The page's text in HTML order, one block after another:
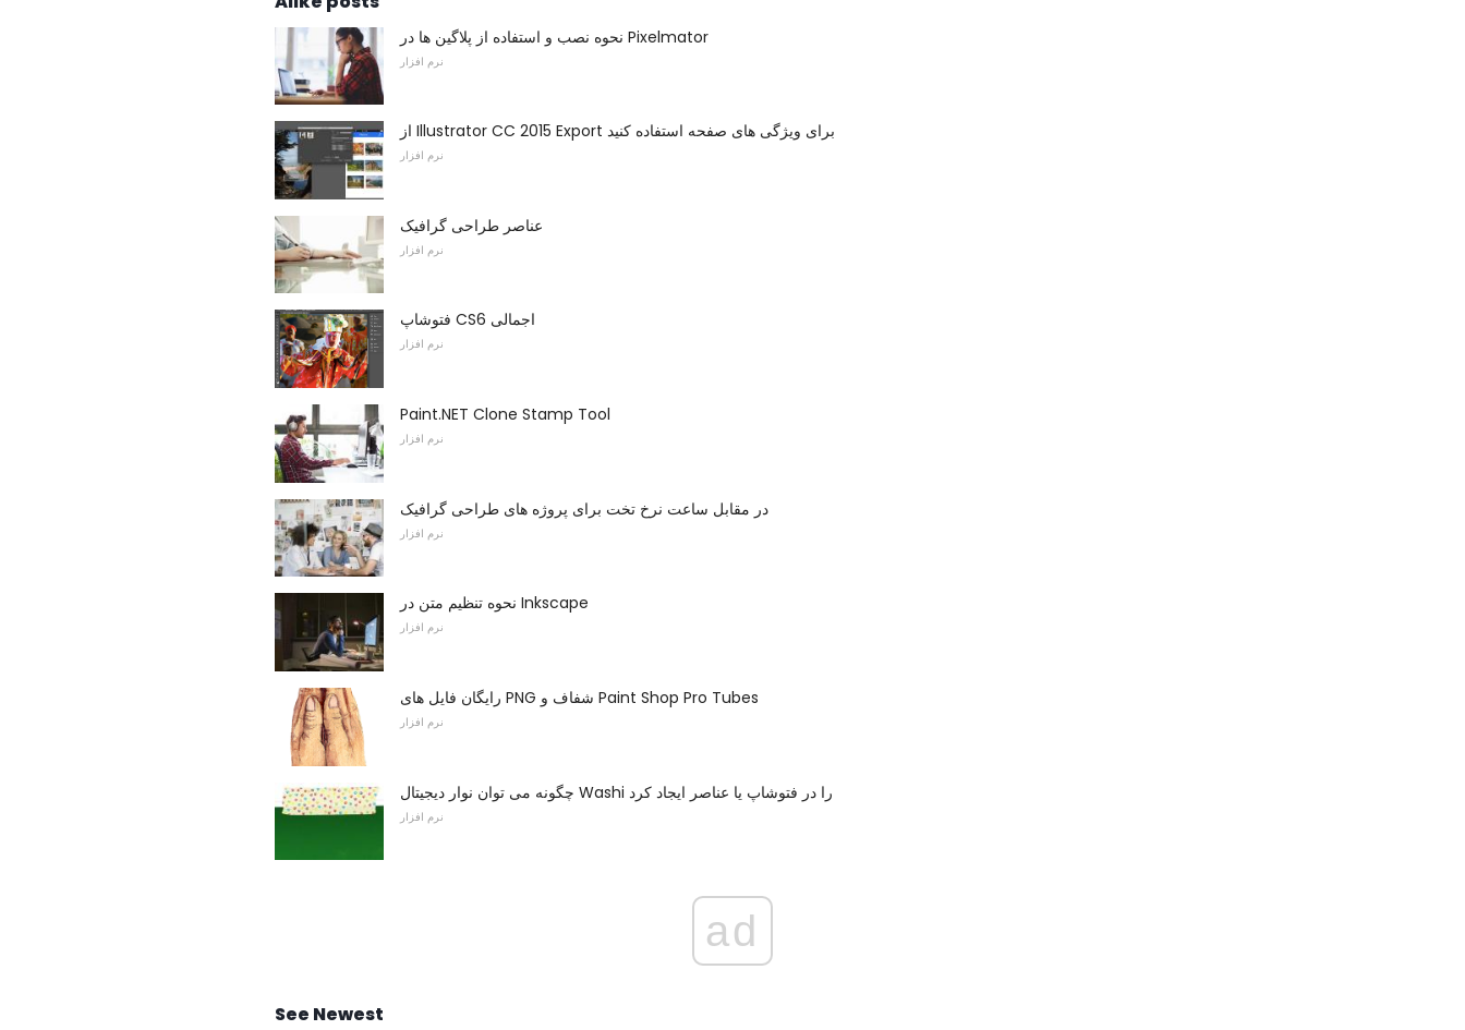
نحوه نصب و استفاده از پلاگین ها در Pixelmator
نرم افزار
از Illustrator CC 2015 Export برای ویژگی های صفحه استفاده کنید
نرم افزار
عناصر طراحی گرافیک
نرم افزار
فتوشاپ CS6 اجمالی
نرم افزار
Paint.NET Clone Stamp Tool
نرم افزار
در مقابل ساعت نرخ تخت برای پروژه های طراحی گرافیک
نرم افزار
نحوه تنظیم متن در Inkscape
نرم افزار
رایگان فایل های PNG شفاف و Paint Shop Pro Tubes
نرم افزار
چگونه می توان نوار دیجیتال Washi را در فتوشاپ یا عناصر ایجاد کرد
نرم افزار
ad
See Newest